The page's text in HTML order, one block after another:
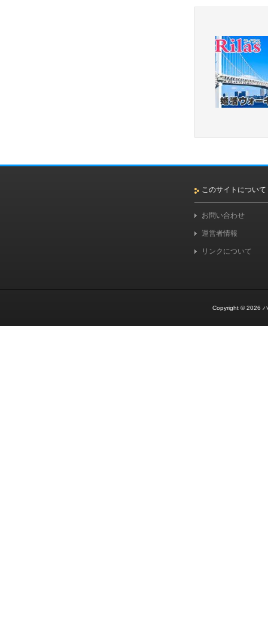
このサイトについて
お問い合わせ
運営者情報
リンクについて
Copyright © 2026